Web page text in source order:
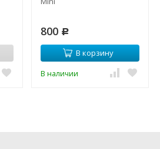
800 Р
В корзину
В наличии